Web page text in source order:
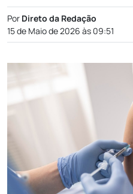
Por Direto da Redação
15 de Maio de 2026 às 09:51